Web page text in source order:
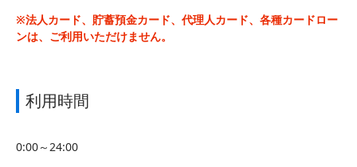
※法人カード、貯蓄預金カード、代理人カード、各種カードロー
ンは、ご利用いただけません。
利用時間
0:00～24:00